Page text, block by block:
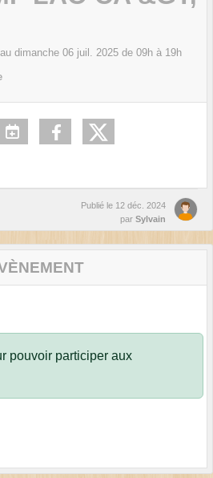
au dimanche 06 juil. 2025 de 09h à 19h
Publié le 12 déc. 2024
par Sylvain
pouvoir participer aux